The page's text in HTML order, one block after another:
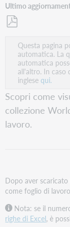
Ultimo
come
PDF
Questa pagina
automatica. La
automatica
all'altro. In caso
inglesequi.
Scopri come
collezione
lavoro.
Dopo aver
come foglio di
Nota: se il
righe di Excel, è